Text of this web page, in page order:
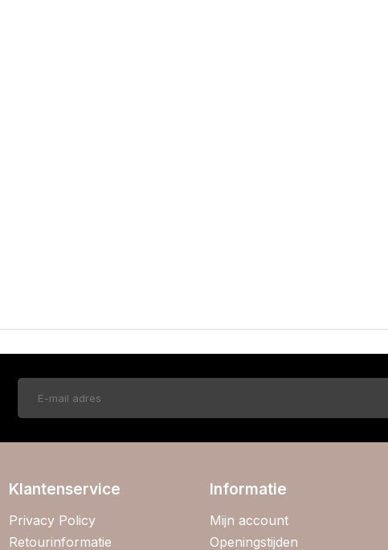
Klantenservice
Privacy Policy
Retourinformatie
Informatie
Mijn account
Openingstijden